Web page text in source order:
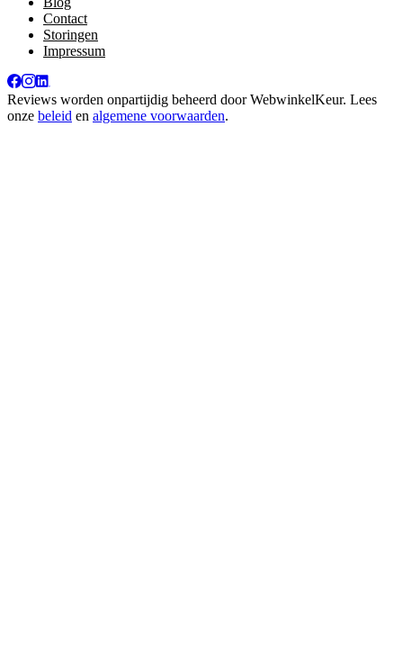
Contact
Storingen
Impressum
Reviews worden onpartijdig beheerd doorWebwinkelKeur. Lees
onze beleid en algemene voorwaarden.